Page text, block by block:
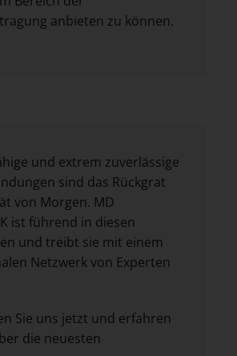
anbieten zu können.
und extrem zuverlässige
sind das Rückgrat
von Morgen. MD
ist führend in diesen
und treibt sie mit einem
Netzwerk von Experten
Sie uns jetzt und erfahren
die neuesten